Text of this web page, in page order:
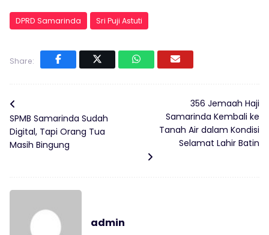
DPRD Samarinda Sri Puji Astuti
Share:
SPMB Samarinda Sudah
Digital, Tapi Orang Tua
Masih Bingung
356 Jemaah Haji
Samarinda Kembali ke
Tanah Air dalam Kondisi
Selamat Lahir Batin
admin